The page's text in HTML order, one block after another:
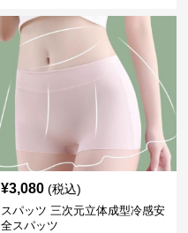
¥3,080 (税込)
スパッツ 三次元立体成型冷感安
全スパッツ